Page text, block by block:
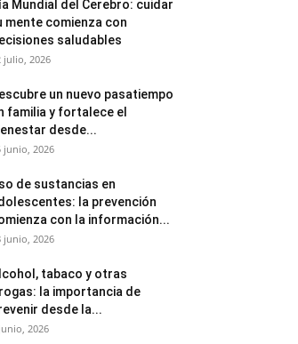
Mundial del Cerebro: cuidar
mente comienza con
saludables
julio, 2026
un nuevo pasatiempo
familia y fortalece el
desde...
junio, 2026
de sustancias en
la prevención
con la información...
junio, 2026
tabaco y otras
la importancia de
desde la...
2026